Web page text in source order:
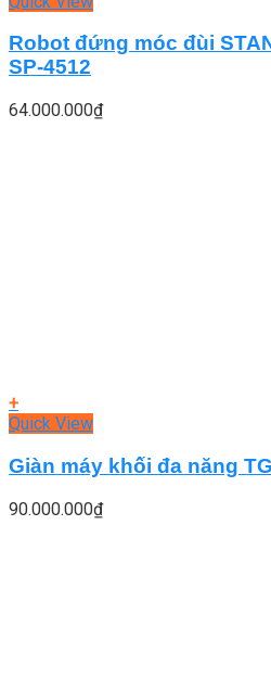
Robot đứng móc đùi
SP-4512
64.000.000₫
+
Quick View
Giàn máy khối đa năng
90.000.000₫